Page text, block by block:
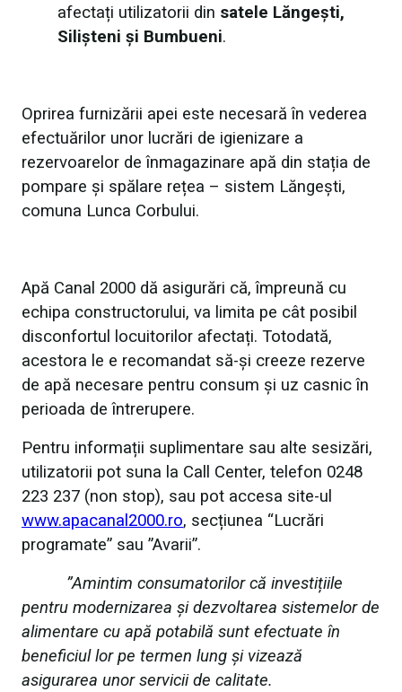
afectați utilizatorii din satele Lăngești,
Silișteni și Bumbueni.
Oprirea furnizării apei este necesară în vederea
efectuărilor unor lucrări de igienizare a
rezervoarelor de înmagazinare apă din stația de
pompare și spălare rețea – sistem Lăngești,
comuna Lunca Corbului.
Apă Canal 2000 dă asigurări că, împreună cu
echipa constructorului, va limita pe cât posibil
disconfortul locuitorilor afectați. Totodată,
acestora le e recomandat să-și creeze rezerve
de apă necesare pentru consum și uz casnic în
perioada de întrerupere.
Pentru informații suplimentare sau alte sesizări,
utilizatorii pot suna la Call Center, telefon 0248
223 237 (non stop), sau pot accesa site-ul
www.apacanal2000.ro, secțiunea “Lucrări
programate” sau ”Avarii”.
”Amintim consumatorilor că investițiile
pentru modernizarea și dezvoltarea sistemelor de
alimentare cu apă potabilă sunt efectuate în
beneficiul lor pe termen lung și vizează
asigurarea unor servicii de calitate.